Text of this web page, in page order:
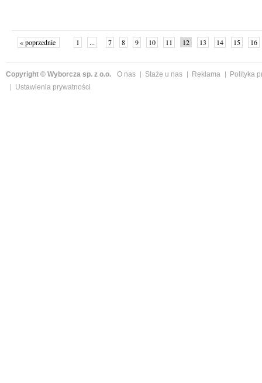
« poprzednie 1 ... 7 8 9 10 11 12 13 14 15 16
Copyright © Wyborcza sp. z o.o. O nas Staże u nas Reklama
Polityka
Ustawienia prywatności